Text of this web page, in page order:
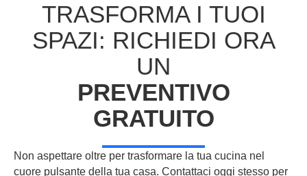
TRASFORMA I TUOI
SPAZI: RICHIEDI ORA
UN
PREVENTIVO
GRATUITO
Non aspettare oltre per trasformare la tua cucina nel
cuore pulsante della tua casa. Contattaci oggi stesso per